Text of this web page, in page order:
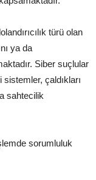
türü olan
ya da
Siber suçlular
çaldıkları
sahtecilik
sorumluluk